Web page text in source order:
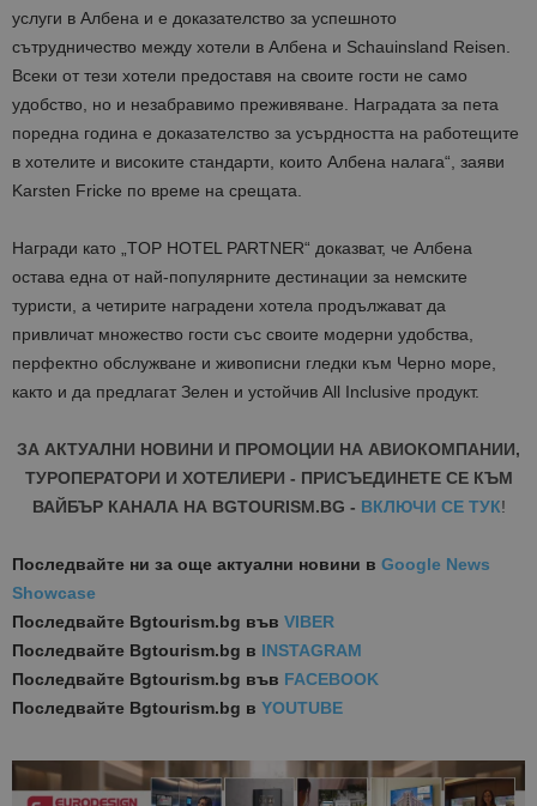
услуги в Албена и е доказателство за успешното
сътрудничество между хотели в Албена и Schauinsland Reisen
Всеки от тези хотели предоставя на своите гости не само
удобство
но и незабравимо преживяване Наградата за пета
поредна година е доказателство за усърдността на работещите
в хотелите и високите стандарти , които Албена налага“, заяви
Karsten Fricke по време на срещата.
Награди като „TOP HOTEL PARTNER“ доказват, че Албена
остава една от най-популярните дестинации за немските
туристи, а четирите наградени хотела продължават да
привличат множество гости със своите модерни удобства,
перфектно обслужване и живописни гледки към Черно море,
както и да предлагат Зелен и устойчив All Inclusive продукт.
ЗА АКТУАЛНИ НОВИНИ И ПРОМОЦИИ НА АВИОКОМПАНИИ,
ТУРОПЕРАТОРИ И ХОТЕЛИЕРИ - ПРИСЪЕДИНЕТЕ СЕ КЪМ
ВАЙБЪР КАНАЛА НА BGTOURISM.BG - ВКЛЮЧИ СЕ ТУК!
Последвайте ни за още актуални новини в Google News
Showcase
Последвайте Bgtourism.bg във VIBER
Последвайте Bgtourism.bg в INSTAGRAM
Последвайте Bgtourism.bg във FACEBOOK
Последвайте Bgtourism.bg в YOUTUBE